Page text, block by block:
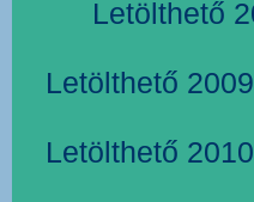
Letölthető
Letölthető
Letölthető